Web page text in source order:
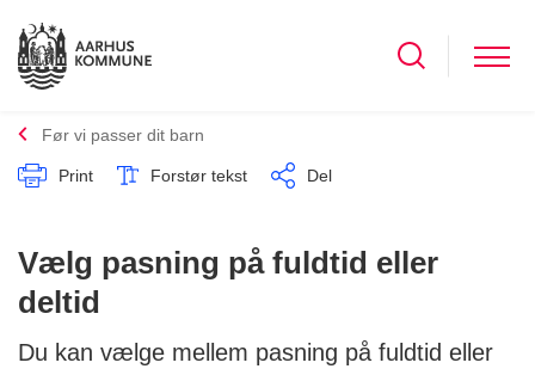
Før vi passer dit barn
Print Forstør tekst Del
Vælg pasning på fuldtid eller
deltid
Du kan vælge mellem pasning på fuldtid eller